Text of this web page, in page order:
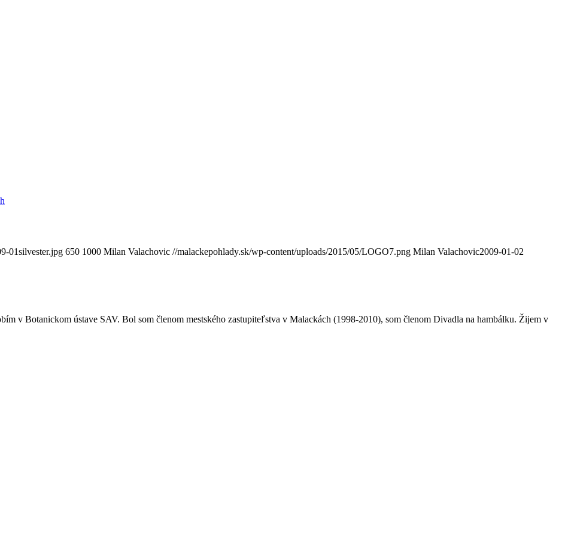
01silvester.jpg 650 1000 Milan Valachovic //malackepohlady.sk/wp-content/uploads/2015/05/LOGO7.png Milan Valachovic2009-01-02
v Botanickom ústave SAV. Bol som členom mestského zastupiteľstva v Malackách (1998-2010), som členom Divadla na hambálku. Žijem v